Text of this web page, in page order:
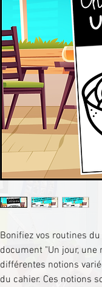
Bonifiez vos routines
document "Un jour, une
différentes notions
du cahier. Ces notions